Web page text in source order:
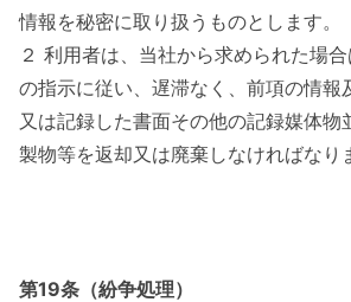
情報を秘密に取り扱うものとします。
２ 利用者は、当社から求められた場
の指示に従い、遅滞なく、前項の情報
又は記録した書面その他の記録媒体物
製物等を返却又は廃棄しなければなり
第19条（紛争処理）